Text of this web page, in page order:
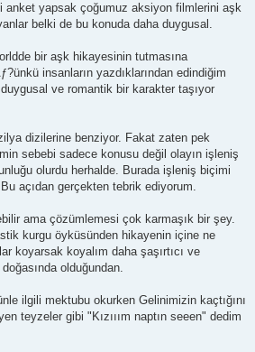
anket yapsak çoğumuz aksiyon filmlerini aşk
belki de bu konuda daha duygusal.
bir aşk hikayesinin tutmasına
insanların yazdıklarından edindiğim
ve romantik bir karakter taşıyor
dizilerine benziyor. Fakat zaten pek
sebebi sadece konusu değil olayın işleniş
olurdu herhalde. Burada işleniş biçimi
açıdan gerçekten tebrik ediyorum.
ama çözümlemesi çok karmaşık bir şey.
kurgu öyküsünden hikayenin içine ne
koyarsak koyalım daha şaşırtıcı ve
olduğundan.
ilgili mektubu okurken Gelinimizin kaçtığını
teyzeler gibi "Kızııım naptın seeen" dedim